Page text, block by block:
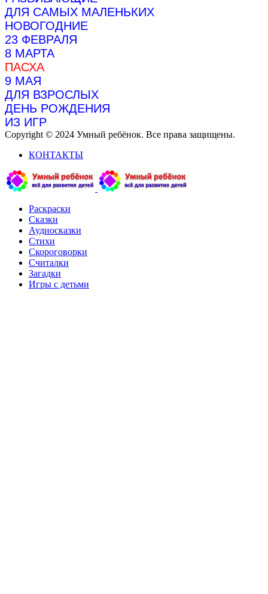
ДЛЯ САМЫХ МАЛЕНЬКИХ
НОВОГОДНИЕ
23 ФЕВРАЛЯ
8 МАРТА
ПАСХА
9 МАЯ
ДЛЯ ВЗРОСЛЫХ
ДЕНЬ РОЖДЕНИЯ
ИЗ ИГР
Copyright © 2024 Умный ребёнок. Все права защищены.
КОНТАКТЫ
Раскраски
Сказки
Аудиосказки
Стихи
Скороговорки
Считалки
Загадки
Игры с детьми